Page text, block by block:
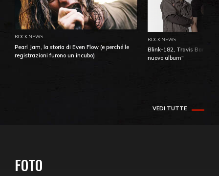
ROCK NEWS
Pearl Jam, la storia di Even Flow (e perché le
registrazioni furono un incubo)
ROCK NEWS
Blink-182, Travis Barker:
nuovo album"
VEDI TUTTE
FOTO